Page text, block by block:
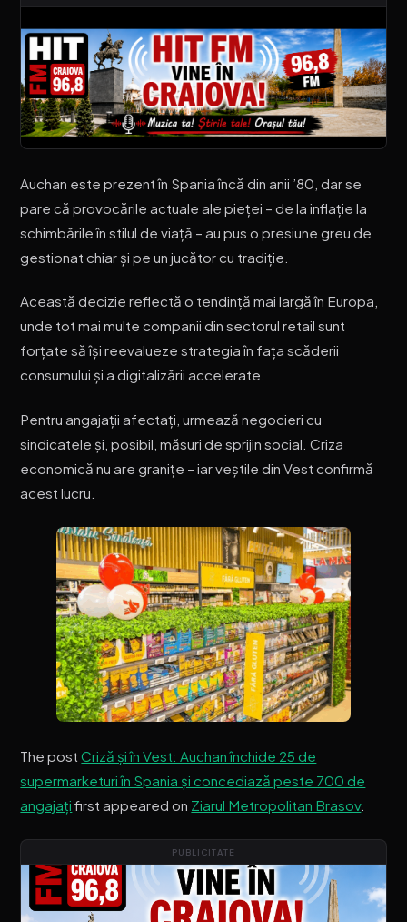
Auchan este prezent în Spania încă din anii ’80, dar se
pare că provocările actuale ale pieței – de la inflație la
schimbările în stilul de viață – au pus o presiune greu de
gestionat chiar și pe un jucător cu tradiție.
Această decizie reflectă o tendință mai largă în Europa,
unde tot mai multe companii din sectorul retail sunt
forțate să își reevalueze strategia în fața scăderii
consumului și a digitalizării accelerate.
Pentru angajații afectați, urmează negocieri cu
sindicatele și, posibil, măsuri de sprijin social. Criza
economică nu are granițe – iar veștile din Vest confirmă
acest lucru.
The postCriză și în Vest: Auchan închide 25 de
supermarketuri în Spania și concediază peste 700 de
angajați first appeared on Ziarul Metropolitan Brasov.
PUBLICITATE